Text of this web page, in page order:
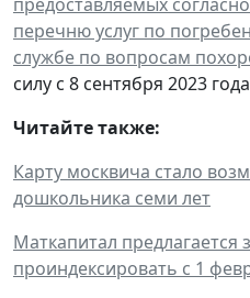
перечню услуг по
службе по вопросам
силу с 8 сентября 2023
Читайте также:
Карту москвича стало
дошкольника семи лет
Маткапитал предлагается
проиндексировать с 1